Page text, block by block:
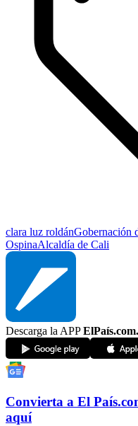
clara luz roldánGobernación
OspinaAlcaldía de Cali
Descarga la APP
Convierta a El País
aquí